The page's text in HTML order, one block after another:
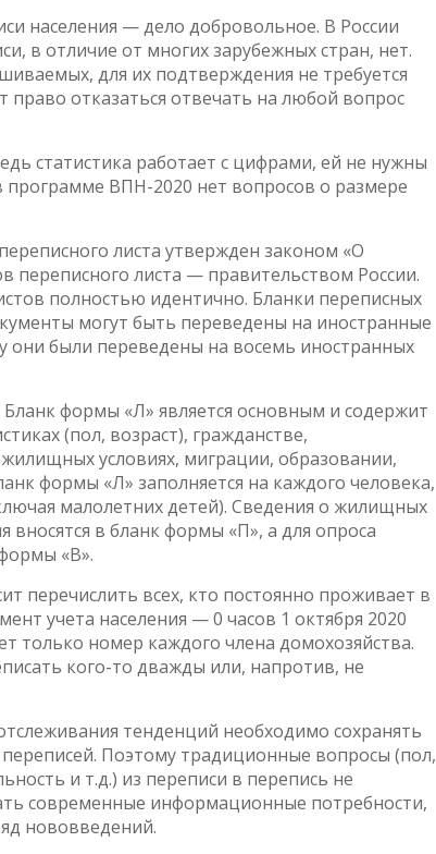
населения — дело добровольное. В России
в отличие от многих зарубежных стран, нет.
для их подтверждения не требуется
отказаться отвечать на любой вопрос
статистика работает с цифрами, ей не нужны
ВПН-2020 нет вопросов о размере
листа утвержден законом «О
переписного листа — правительством России.
полностью идентично. Бланки переписных
могут быть переведены на иностранные
они были переведены на восемь иностранных
формы «Л» является основным и содержит
(пол, возраст), гражданстве,
условиях, миграции, образовании,
формы «Л» заполняется на каждого человека,
малолетних детей). Сведения о жилищных
вносятся в бланк формы «П», а для опроса
«В».
перечислить всех, кто постоянно проживает в
учета населения — 0 часов 1 октября 2020
только номер каждого члена домохозяйства.
кого-то дважды или, напротив, не
тенденций необходимо сохранять
Поэтому традиционные вопросы (пол,
и т.д.) из переписи в перепись не
современные информационные потребности,
нововведений.